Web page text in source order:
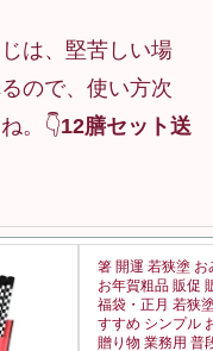
は、堅苦しい場
ので、使い方次
。👇12膳セット送
箸 開運 若狭塗
お年賀粗品 販促
福袋・正月 若狭
すすめ シンプル
贈り物 業務用 普